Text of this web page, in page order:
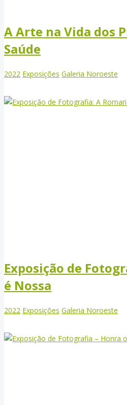
A Arte na Vida dos
Saúde
2022 Exposições Galeria Noroeste
Exposição de
é Nossa
2022 Exposições Galeria Noroeste